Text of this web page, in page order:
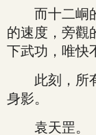
而十二峒的
的速度，旁觀
下武功，唯快
此刻，所有
身影。
袁天罡。